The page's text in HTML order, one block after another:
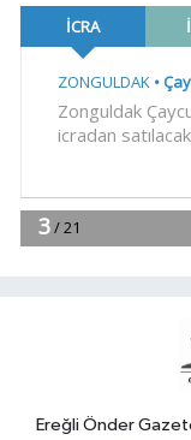
Ereğli Önder